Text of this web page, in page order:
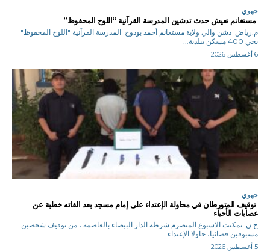
جهوي
مستغانم تعيش حدث تدشين المدرسة القرآنية “اللوح المحفوظ”
م.رياض دشن والي ولاية مستغانم أحمد بودوح المدرسة القرآنية "اللوح المحفوظ"
بحي 400 مسكن ببلدية...
6 أغسطس 2026
جهوي
توقيف المتورطان في محاولة الإعتداء على إمام مسجد بعد القائه خطبة عن
عصابات الأحياء
ح.ن تمكنت الاسبوع المنصرم شرطة الدار البيضاء بالعاصمة ، من توقيف شخصين
مسبوقين قضائيا، حاولا الإعتداء...
5 أغسطس 2026